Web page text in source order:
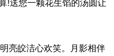
!送您一颗花生馅的汤圆让
亮皎洁心欢笑。月影相伴